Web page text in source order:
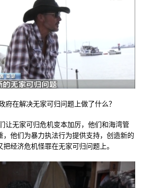
府在解决无家可归问题上做了什么？
让无家可归危机变本加厉，他们和海湾管
，他们为暴力执法行为提供支持，创造新的
经济危机怪罪在无家可归问题上。